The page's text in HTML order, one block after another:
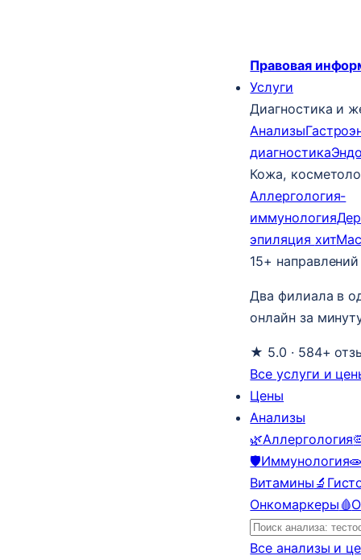
Правовая
Услуги
Диагностика и
Анализы
диагностика
Кожа,
Аллергология-
иммунология
эпиляция хит
15+
Два филиала в
онлайн за
★ 5.0 · 584+
Все услуги и
Цены
Анализы
🌿Аллергология
🛡️Иммунология
Витамины 🔬
Онкомаркеры 🩸
Все анализы и